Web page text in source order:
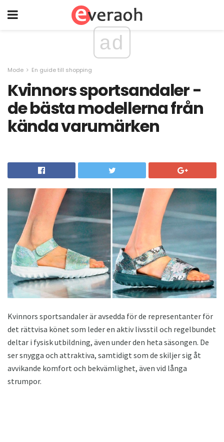
ad
Mode En guide till shopping
Kvinnors sportsandaler -
de bästa modellerna från
kända varumärken
Kvinnors sportsandaler är avsedda för de representanter för
det rättvisa könet som leder en aktiv livsstil och regelbundet
deltar i fysisk utbildning, även under den heta säsongen. De
ser snygga och attraktiva, samtidigt som de skiljer sig åt
avvikande komfort och bekvämlighet, även vid långa
strumpor.